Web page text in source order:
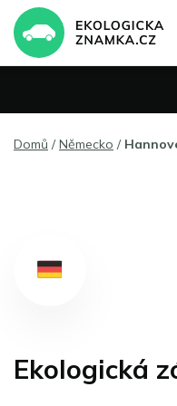
Domů /Německo /
Ekologická